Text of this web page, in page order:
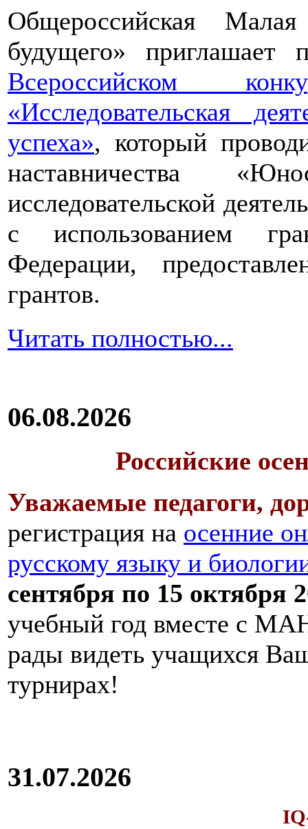
Общероссийская
будущего» приглашает
Всероссийском
«Исследовательская
успеха», который
наставничества
исследовательской
с использованием
Федерации,
грантов.
Читать полностью...
06.08.2026
Российские
Уважаемые педагоги,
регистрация на осенние
русскому языку и
сентября по 15 октября
учебный год вместе с
рады видеть учащихся
турнирах!
31.07.2026